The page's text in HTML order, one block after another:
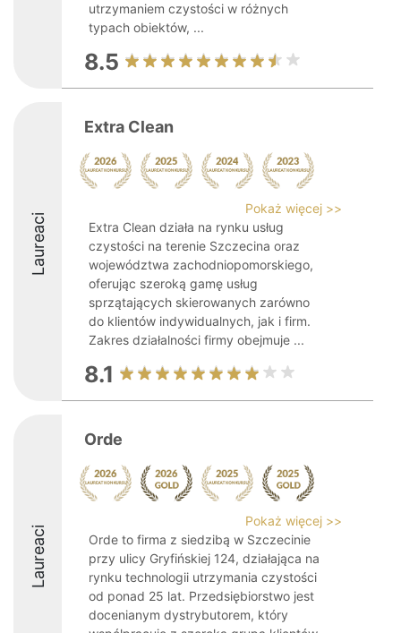
utrzymaniem czystości w różnych
typach obiektów, ...
8.5
Laureaci
Extra Clean
Pokaż więcej >>
Extra Clean działa na rynku usług
czystości na terenie Szczecina oraz
województwa zachodniopomorskiego,
oferując szeroką gamę usług
sprzątających skierowanych zarówno
do klientów indywidualnych, jak i firm.
Zakres działalności firmy obejmuje ...
8.1
Laureaci
Orde
Pokaż więcej >>
Orde to firma z siedzibą w Szczecinie
przy ulicy Gryfińskiej 124, działająca na
rynku technologii utrzymania czystości
od ponad 25 lat. Przedsiębiorstwo jest
docenianym dystrybutorem, który